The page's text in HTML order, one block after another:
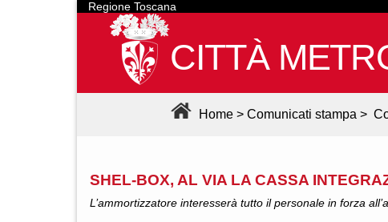
Regione Toscana
CITTÀ
Home > Comunicati stampa >
SHEL-BOX, AL VIA LA CASSA
L’ammortizzatore interesserà tutto il personale in forza